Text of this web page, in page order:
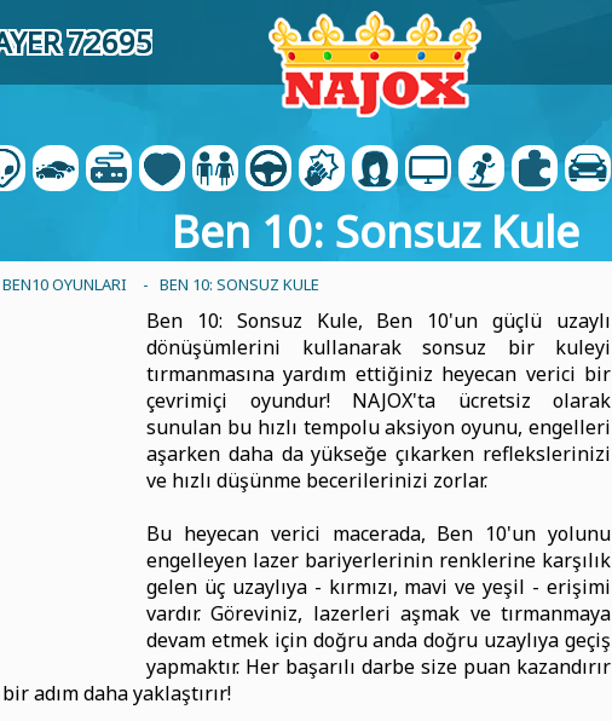
72695
Ben 10: Sonsuz Kule
BEN10 OYUNLARI - BEN 10: SONSUZ KULE
Ben 10: Sonsuz Kule, Ben 10'un güçlü uzaylı
dönüşümlerini kullanarak sonsuz bir kuleyi
tırmanmasına yardım ettiğiniz heyecan verici bir
çevrimiçi oyundur! NAJOX'ta ücretsiz olarak
sunulan bu hızlı tempolu aksiyon oyunu, engelleri
aşarken daha da yükseğe çıkarken reflekslerinizi
ve hızlı düşünme becerilerinizi zorlar.
Bu heyecan verici macerada, Ben 10'un yolunu
engelleyen lazer bariyerlerinin renklerine karşılık
gelen üç uzaylıya - kırmızı, mavi ve yeşil - erişimi
vardır. Göreviniz, lazerleri aşmak ve tırmanmaya
devam etmek için doğru anda doğru uzaylıya geçiş
yapmaktır. Her başarılı darbe size puan kazandırır
adım daha yaklaştırır!